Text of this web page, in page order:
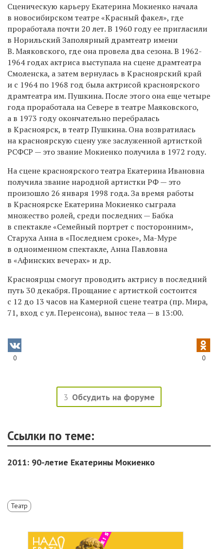
Сценическую карьеру Екатерина Мокиенко начала
в новосибирском театре «Красный факел», где
проработала почти 20 лет. В 1960 году ее пригласили
в Норильский Заполярный драмтеатр имени
В. Маяковского, где она провела два сезона. В 1962-
1964 годах актриса выступала на сцене драмтеатра
Смоленска, а затем вернулась в Красноярский край
и с 1964 по 1968 год была актрисой красноярского
драмтеатра им. Пушкина. После этого она еще четыре
года проработала на Севере в театре Маяковского,
а в 1973 году окончательно перебралась
в Красноярск, в театр Пушкина. Она возвратилась
на красноярскую сцену уже заслуженной артисткой
РСФСР — это звание Мокиенко получила в 1972 году.
На сцене красноярского театра Екатерина Ивановна
получила звание народной артистки РФ — это
произошло 26 января 1998 года. За время работы
в Красноярске Екатерина Мокиенко сыграла
множество ролей, среди последних — Бабка
в спектакле «Семейный портрет с посторонним»,
Старуха Анна в «Последнем сроке», Ма-Муре
в одноименном спектакле, Анна Павловна
в «Афинских вечерах» и др.
Красноярцы смогут проводить актрису в последний
путь 30 декабря. Прощание с артисткой состоится
с 12 до 13 часов на Камерной сцене театра (пр. Мира,
71, вход с ул. Перенсона), вынос тела — в 13:00.
0 0
3 Обсудить на форуме
Ссылки по теме:
2011: 90-летие Екатерины Мокиенко
Театр